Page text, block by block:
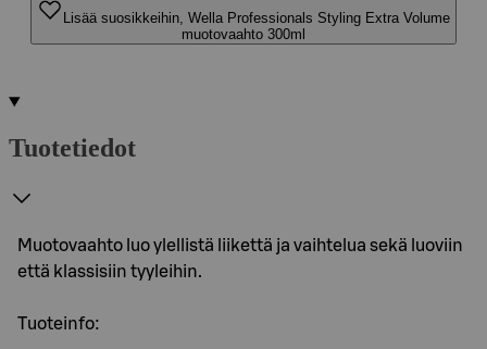
Lisää suosikkeihin, Wella Professionals Styling Extra Volume
muotovaahto 300ml
Tuotetiedot
Muotovaahto luo ylellistä liikettä ja vaihtelua sekä luoviin
että klassisiin tyyleihin.
Tuoteinfo: